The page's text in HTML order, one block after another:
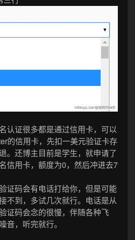
认证很多都是通过信用卡，可以
的信用卡，先扣一美元验证卡存
。还博主目前是学生，就申请了
信用卡，额度为0，然后冲进去7
证码会有电话打给你，但是可能
不到，多试几次就行。电话是从
证码会念的很慢，伴随各种飞
音，听完就行。